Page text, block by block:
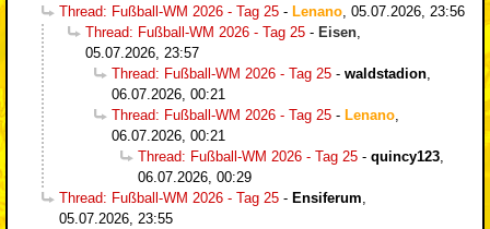
Thread: Fußball-WM 2026 - Tag 25 - Lenano 05.07.2026, 23:56
Thread: Fußball-WM 2026 - Tag 25 - Eisen
05.07.2026, 23:57
Thread: Fußball-WM 2026 - Tag 25 - waldstadion
06.07.2026, 00:21
Thread: Fußball-WM 2026 - Tag 25 - Lenano
06.07.2026, 00:21
Thread: Fußball-WM 2026 - Tag 25 - quincy123
06.07.2026, 00:29
Thread: Fußball-WM 2026 - Tag 25 - Ensiferum
05.07.2026, 23:55